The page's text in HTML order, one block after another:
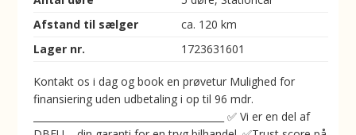
Afstand til sælger
ca. 120 km
Lager nr.
1723631601
Kontakt os i dag og book en prøvetur Mulighed for
finansiering uden udbetaling i op til 96 mdr.
________________________________________ ✅ Vi er en del af